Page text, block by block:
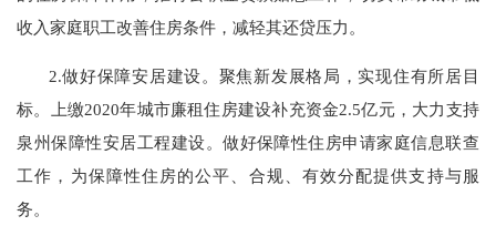
收入家庭职工改善住房条件，减轻其还贷压力。
2.做好保障安居建设。聚焦新发展格局，实现住有所居目
标。上缴2020年城市廉租住房建设补充资金2.5亿元，大力支持
泉州保障性安居工程建设。做好保障性住房申请家庭信息联查
工作，为保障性住房的公平、合规、有效分配提供支持与服
务。